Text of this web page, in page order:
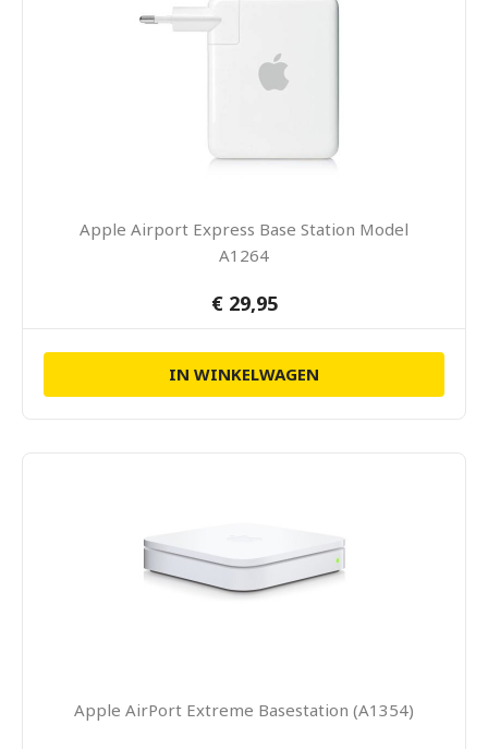
Apple Airport Express Base Station Model
A1264
€ 29,95
IN WINKELWAGEN
Apple AirPort Extreme Basestation (A1354)